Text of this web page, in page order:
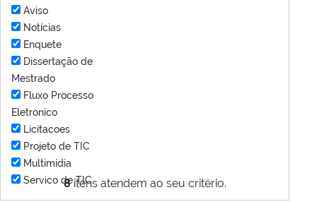
8itens atendem ao seu critério.
Aviso
Notícias
Enquete
Dissertação de
Mestrado
Fluxo Processo
Eletronico
Licitacoes
Projeto de TIC
Multimídia
Servico de TIC